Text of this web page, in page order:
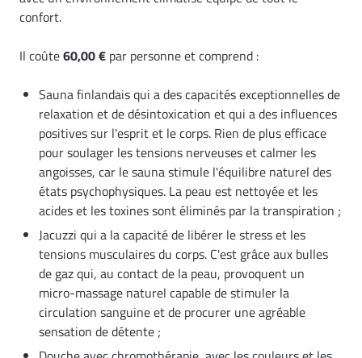
confort.
Il coûte60,00 € par personne et comprend :
Sauna finlandais qui a des capacités exceptionnelles de
relaxation et de désintoxication et qui a des influences
positives sur l'esprit et le corps. Rien de plus efficace
pour soulager les tensions nerveuses et calmer les
angoisses, car le sauna stimule l'équilibre naturel des
états psychophysiques. La peau est nettoyée et les
acides et les toxines sont éliminés par la transpiration ;
Jacuzzi qui a la capacité de libérer le stress et les
tensions musculaires du corps. C'est grâce aux bulles
de gaz qui, au contact de la peau, provoquent un
micro-massage naturel capable de stimuler la
circulation sanguine et de procurer une agréable
sensation de détente ;